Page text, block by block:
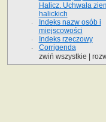
Halicz. Uchwała
halickich
Indeks nazw osób i
miejscowości
Indeks rzeczowy
Corrigenda
zwiń wszystkie